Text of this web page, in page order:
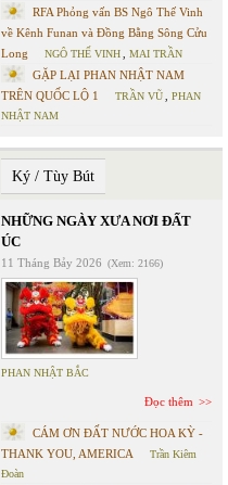
RFA Phỏng vấn BS Ngô Thế Vinh
về Kênh Funan và Đồng Bằng Sông Cửu
Long
NGÔ THẾ VINH, MAI TRẦN
GẶP LẠI PHAN NHẬT NAM
TRÊN QUỐC LỘ 1
TRẦN VŨ, PHAN
NHẬT NAM
Ký / Tùy Bút
NHỮNG NGÀY XƯA NƠI ĐẤT
ÚC
11 Tháng Bảy 2026 (Xem: 2166)
PHAN NHẬT BẮC
Đọc thêm
CÁM ƠN ĐẤT NƯỚC HOA KỲ -
THANK YOU, AMERICA
Trần Kiêm
Đoàn